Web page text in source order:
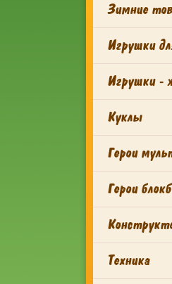
Зимние
Игрушки
Игрушки -
Куклы
Герои
Герои
Техника